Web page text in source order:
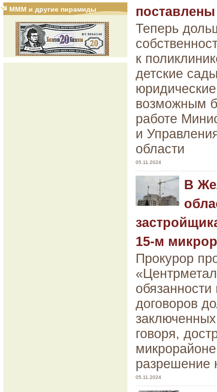
МММ и другие пирамиды
Теперь
к
детские
возможным
работе
и
области
05.11.2024
В
15-м
Прокурор
договоров
говоря,
разрешение
05.11.2024